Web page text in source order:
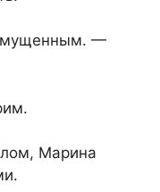
—
Марина